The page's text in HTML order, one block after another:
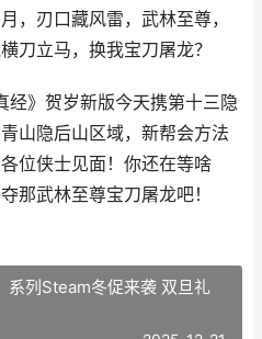
，刃口藏风雷，武林至尊，
刀立马，换我宝刀屠龙？
》贺岁新版今天携第十三隐
山隐后山区域，新帮会方法
位侠士见面！你还在等啥
那武林至尊宝刀屠龙吧！
系列Steam冬促来袭 双旦礼